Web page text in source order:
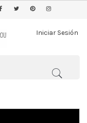
Iniciar Sesión